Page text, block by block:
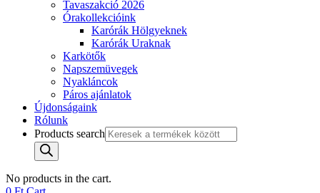
Tavaszakció 2026
Órakollekcióink
Karórák Hölgyeknek
Karórák Uraknak
Karkötők
Napszemüvegek
Nyakláncok
Páros ajánlatok
Újdonságaink
Rólunk
Products search
No products in the cart.